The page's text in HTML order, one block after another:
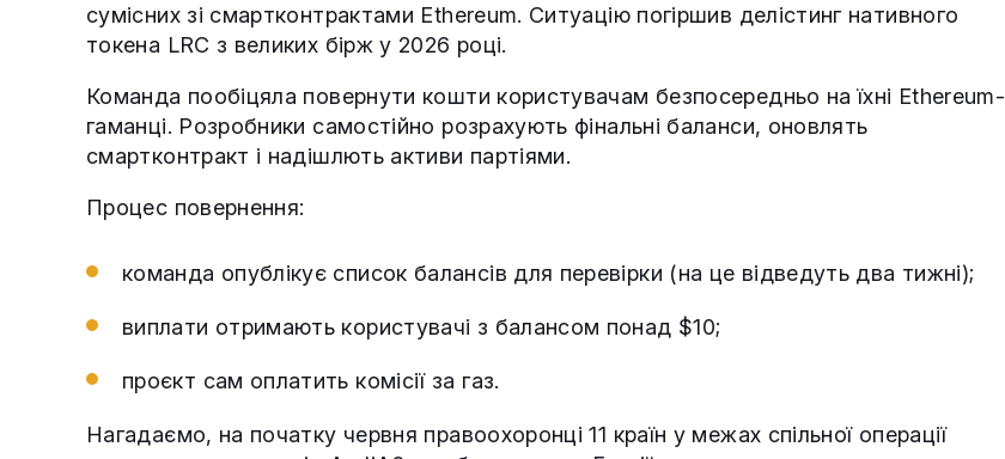
сумісних зі смартконтрактами Ethereum. Ситуацію погіршив делістинг нативного
токена LRC з великих бірж у 2026 році.
Команда пообіцяла повернути кошти користувачам безпосередньо на їхні Ethereum-
гаманці. Розробники самостійно розрахують фінальні баланси, оновлять
смартконтракт і надішлють активи партіями.
Процес повернення:
команда опублікує список балансів для перевірки (на це відведуть два тижні);
виплати отримають користувачі з балансом понад $10;
проєкт сам оплатить комісії за газ.
Нагадаємо, на початку червня правоохоронці 11 країн у межах спільної операції